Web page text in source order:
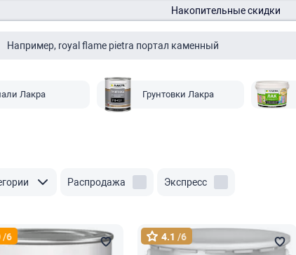
Накопительные скидки
Лакра Грунтовки Лакра
Распродажа Экспресс
/6 4.1 /6